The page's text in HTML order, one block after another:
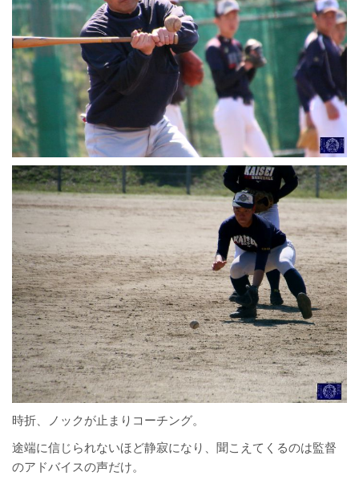
時折、ノックが止まりコーチング。
途端に信じられないほど静寂になり、聞こえてくるのは監督
のアドバイスの声だけ。